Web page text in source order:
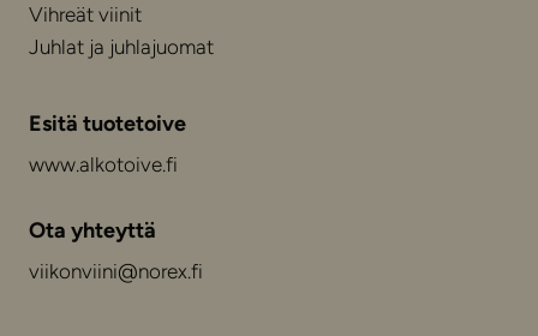
Vihreät viinit
Juhlat ja juhlajuomat
Esitä tuotetoive
www.alkotoive.fi
Ota yhteyttä
viikonviini@norex.fi